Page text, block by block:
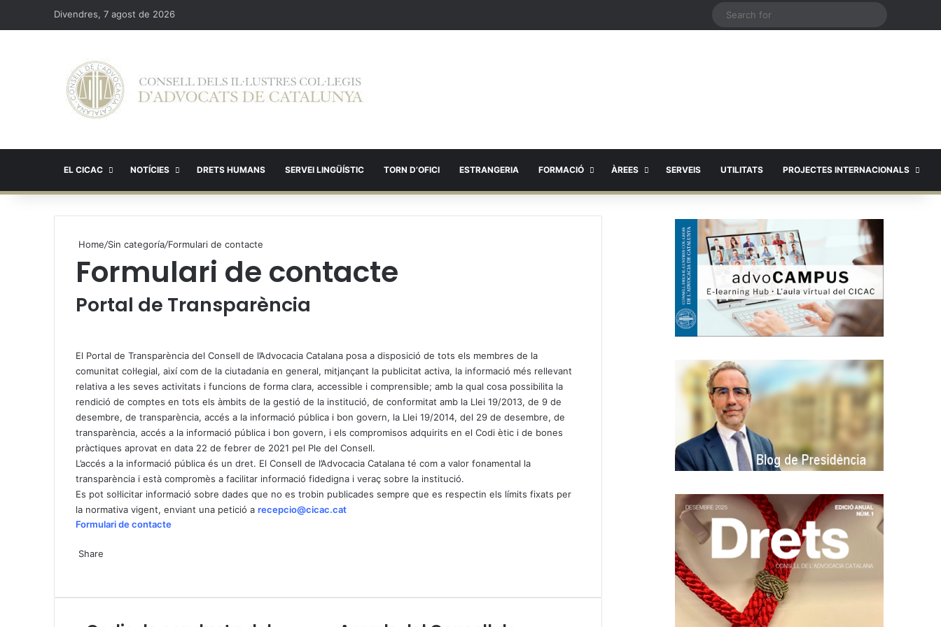
Divendres, 7 agost de 2026
EL CICAC NOTÍCIES DRETS HUMANS SERVEI LINGÜÍSTIC TORN D’OFICI ESTRANGERIA FORMACIÓ ÀREES SERVEIS UTILITATS PROJECTES INTERNACIONALS
Home/Sin categoría/Formulari de contacte
Formulari de contacte
Portal de Transparència
a
t
s
A
l
e
g
r
El Portal de Transparència del Consell de l’Advocacia Catalana posa a disposició de tots els membres de la
comunitat col·legial, així com de la ciutadania en general, mitjançant la publicitat activa, la informació més rellevant
relativa a les seves activitats i funcions de forma clara, accessible i comprensible; amb la qual cosa possibilita la
rendició de comptes en tots els àmbits de la gestió de la institució, de conformitat amb la Llei 19/2013, de 9 de
desembre, de transparència, accés a la informació pública i bon govern, la Llei 19/2014, del 29 de desembre, de
transparència, accés a la informació pública i bon govern, i els compromisos adquirits en el Codi ètic i de bones
pràctiques aprovat en data 22 de febrer de 2021 pel Ple del Consell.
L’accés a la informació pública és un dret. El Consell de l’Advocacia Catalana té com a valor fonamental la
transparència i està compromès a facilitar informació fidedigna i veraç sobre la institució.
Es pot sol·licitar informació sobre dades que no es trobin publicades sempre que es respectin els límits fixats per
la normativa vigent, enviant una petició a recepcio@cicac.cat
Formulari de contacte
h
s
e
g
Share
ala
i